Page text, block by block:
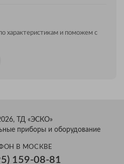
характеристикам и поможем с
ТД «ЭСКО»
приборы и оборудование
В МОСКВЕ
159-08-81